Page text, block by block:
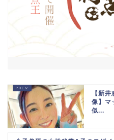
【新
像】マ
似...